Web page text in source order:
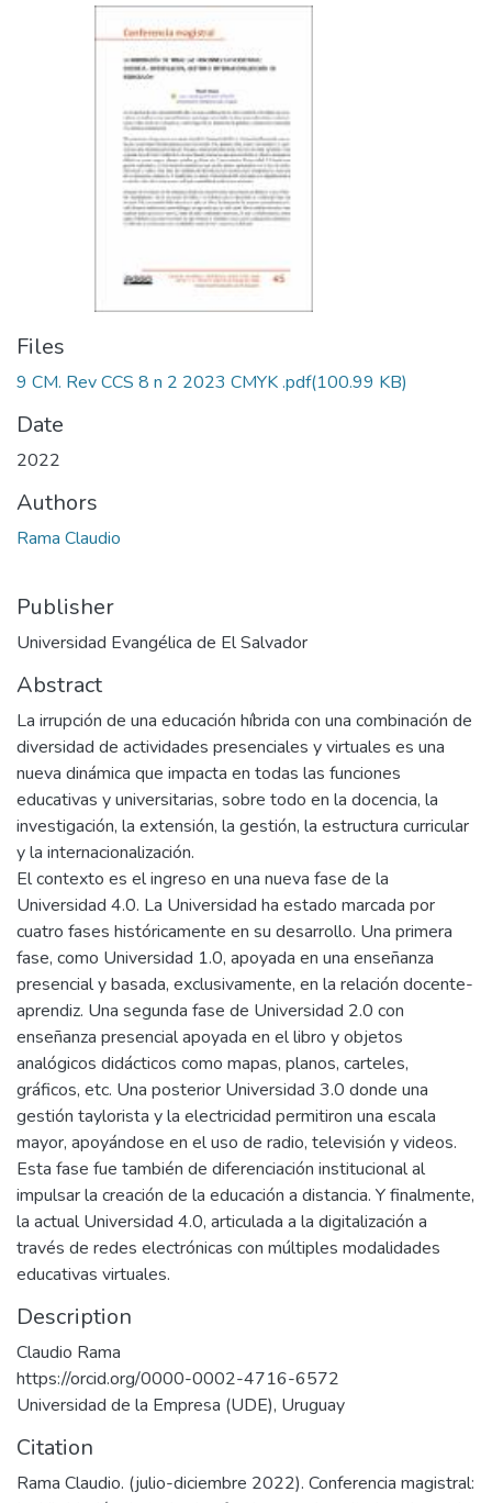
Files
9 CM. Rev CCS 8 n 2 2023 CMYK .pdf(100.99 KB)
Date
2022
Authors
Rama Claudio
Publisher
Universidad Evangélica de El Salvador
Abstract
La irrupción de una educación híbrida con una combinación de
diversidad de actividades presenciales y virtuales es una
nueva dinámica que impacta en todas las funciones
educativas y universitarias, sobre todo en la docencia, la
investigación, la extensión, la gestión, la estructura curricular
y la internacionalización.
El contexto es el ingreso en una nueva fase de la
Universidad 4.0. La Universidad ha estado marcada por
cuatro fases históricamente en su desarrollo. Una primera
fase, como Universidad 1.0, apoyada en una enseñanza
presencial y basada, exclusivamente, en la relación docente-
aprendiz. Una segunda fase de Universidad 2.0 con
enseñanza presencial apoyada en el libro y objetos
analógicos didácticos como mapas, planos, carteles,
gráficos, etc. Una posterior Universidad 3.0 donde una
gestión taylorista y la electricidad permitiron una escala
mayor, apoyándose en el uso de radio, televisión y videos.
Esta fase fue también de diferenciación institucional al
impulsar la creación de la educación a distancia. Y finalmente,
la actual Universidad 4.0, articulada a la digitalización a
través de redes electrónicas con múltiples modalidades
educativas virtuales.
Description
Claudio Rama
https://orcid.org/0000-0002-4716-6572
Universidad de la Empresa (UDE), Uruguay
Citation
Rama Claudio. (julio-diciembre 2022). Conferencia magistral: